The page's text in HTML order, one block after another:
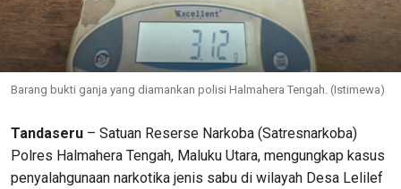
Barang bukti ganja yang diamankan polisi Halmahera Tengah. (Istimewa)
Tandaseru – Satuan Reserse Narkoba (Satresnarkoba)
Polres Halmahera Tengah, Maluku Utara, mengungkap kasus
penyalahgunaan narkotika jenis sabu di wilayah Desa Lelilef